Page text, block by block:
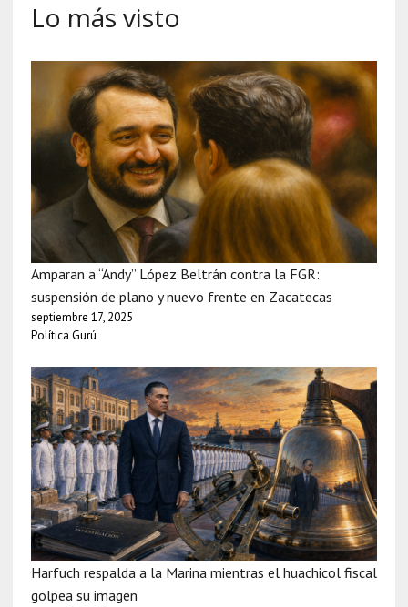
Lo más visto
Amparan a “Andy” López Beltrán contra la FGR:
suspensión de plano y nuevo frente en Zacatecas
septiembre 17, 2025
Política Gurú
Harfuch respalda a la Marina mientras el huachicol fiscal
golpea su imagen